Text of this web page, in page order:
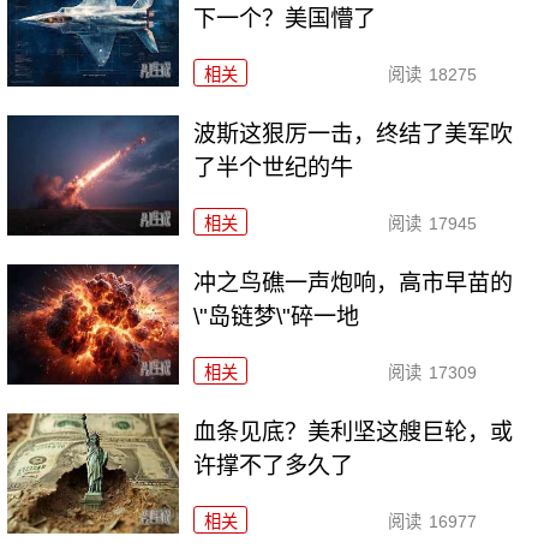
下一个？美国懵了
相关 阅读 18275
波斯这狠厉一击，终结了美军吹
了半个世纪的牛
相关 阅读 17945
冲之鸟礁一声炮响，高市早苗的
\"岛链梦\"碎一地
相关 阅读 17309
血条见底？美利坚这艘巨轮，或
许撑不了多久了
相关 阅读 16977